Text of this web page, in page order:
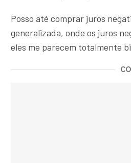
Posso até comprar juros
generalizada, onde os juros
eles me parecem totalmente